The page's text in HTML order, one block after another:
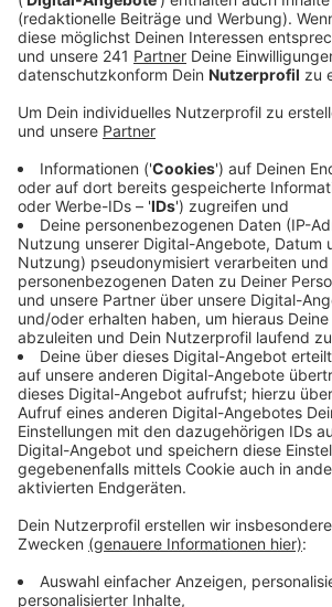
Veröffentlicht:Mittwoch, 05.04.2023
Anzeige
Der Studienkreis Wiesdorf und
jetzt Abhilfe. Für die Fächer Mathe,
Englisch gibt es bis Ende Mai
Kurse. Schülerinnen und Schüler der
13 können an den 90-minütigen
Los geht’s montags bis freitags
einmal um 17 Uhr. Aus den rund 60
Schüler so viele Kurse buchen, wie sie
so ihr eigenes Lernprogramm
Link zu den Crashkursen findet ihr hier.
Anzeige
Mehr Meldungen aus
Anzeige